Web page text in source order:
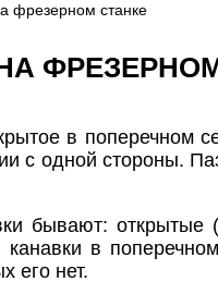
фрезерном станке
в поперечном
с одной стороны.
бывают: открытые
в
его нет.